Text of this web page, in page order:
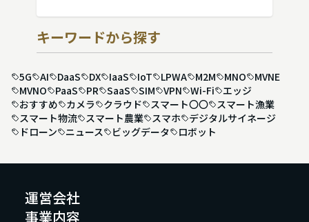
キーワードから探す
5G AI DaaS DX IaaS IoT LPWA M2M MNO
MVNE
MVNO
PaaS PR SaaS SIM VPN Wi-Fi
エッジ
おすすめ
カメラ クラウド スマート〇〇
スマート漁業
スマート物流
スマート農業 スマホ
デジタルサイネージ
ドローン
ニュース ビッグデータ ロボット
運営会社
事業内容